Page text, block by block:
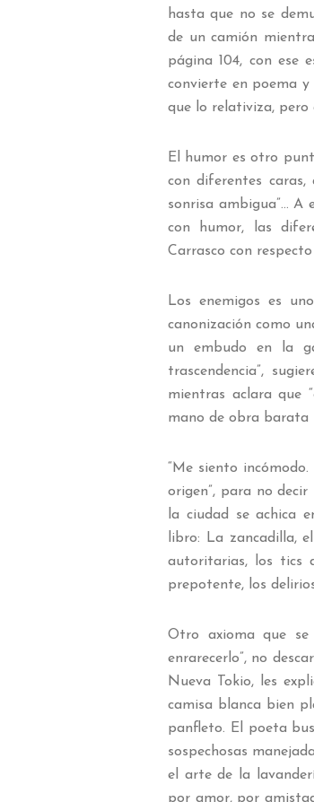
hasta que no se
de un camión
página 104, con ese
convierte en poema
que lo relativiza, pero
El humor es otro
con diferentes
sonrisa ambigua”… A
con humor, las
Carrasco con
Los enemigos es
canonización como
un embudo en la
trascendencia”,
mientras aclara que
mano de obra barata
“Me siento
origen”, para no
la ciudad se achica
libro: La zancadilla,
autoritarias, los tics
prepotente, los
Otro axioma que se
enrarecerlo”, no
Nueva Tokio, les
camisa blanca bien
panfleto. El poeta
sospechosas
el arte de la
por amor, por